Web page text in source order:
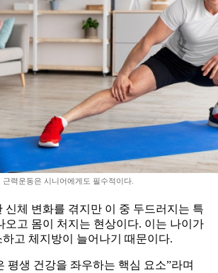
력운동은 시니어에게도 필수적이다.
신체 변화를 겪지만 이 중 두드러지는 특
오고 몸이 처지는 현상이다. 이는 나이가
고 체지방이 늘어나기 때문이다.
평생 건강을 좌우하는 핵심 요소”라며